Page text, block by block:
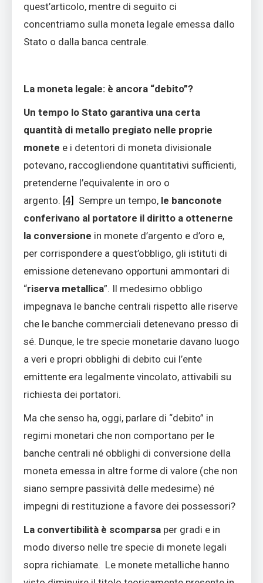
quest’articolo, mentre di seguito ci
concentriamo sulla moneta legale emessa dallo
Stato o dalla banca centrale.
La moneta legale: è ancora “debito”?
Un tempo lo Stato garantiva una certa
quantità di metallo pregiato nelle proprie
monete e i detentori di moneta divisionale
potevano, raccogliendone quantitativi sufficienti,
pretenderne l’equivalente in oro o
argento. [4] Sempre un tempo, le banconote
conferivano al portatore il diritto a ottenerne
la conversione in monete d’argento e d’oro e,
per corrispondere a quest’obbligo, gli istituti di
emissione detenevano opportuni ammontari di
“riserva metallica”. Il medesimo obbligo
impegnava le banche centrali rispetto alle riserve
che le banche commerciali detenevano presso di
sé. Dunque, le tre specie monetarie davano luogo
a veri e propri obblighi di debito cui l’ente
emittente era legalmente vincolato, attivabili su
richiesta dei portatori.
Ma che senso ha, oggi, parlare di “debito” in
regimi monetari che non comportano per le
banche centrali né obblighi di conversione della
moneta emessa in altre forme di valore (che non
siano sempre passività delle medesime) né
impegni di restituzione a favore dei possessori?
La convertibilità è scomparsa per gradi e in
modo diverso nelle tre specie di monete legali
sopra richiamate. Le monete metalliche hanno